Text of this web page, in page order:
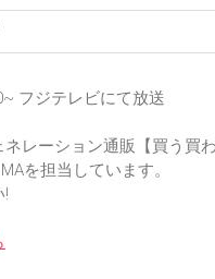
フジテレビにて放送
ネレーション通販【買う買
を担当しています。
!